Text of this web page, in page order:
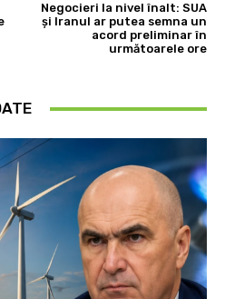
Negocieri la nivel înalt: SUA
și Iranul ar putea semna un
acord preliminar în
următoarele ore